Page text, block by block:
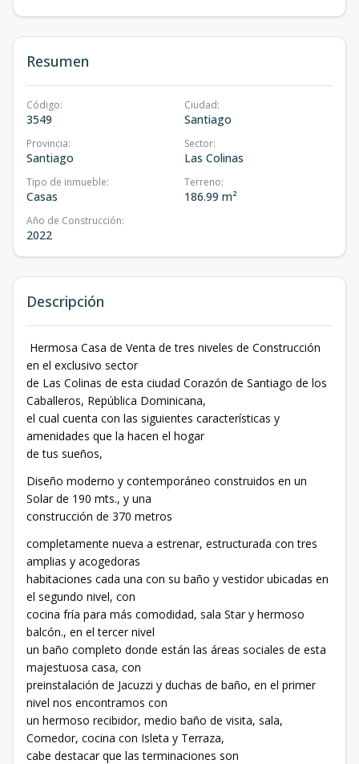
Resumen
Código:
3549
Ciudad:
Santiago
Provincia:
Santiago
Sector:
Las Colinas
Tipo de inmueble:
Casas
Terreno:
186.99 m²
Año de Construcción:
2022
Descripción
Hermosa Casa de Venta de tres niveles de Construcción
en el exclusivo sector
de Las Colinas de esta ciudad Corazón de Santiago de los
Caballeros, República Dominicana,
el cual cuenta con las siguientes características y
amenidades que la hacen el hogar
de tus sueños,
Diseño moderno y contemporáneo construidos en un
Solar de 190 mts., y una
construcción de 370 metros
completamente nueva a estrenar, estructurada con tres
amplias y acogedoras
habitaciones cada una con su baño y vestidor ubicadas en
el segundo nivel, con
cocina fría para más comodidad, sala Star y hermoso
balcón., en el tercer nivel
un baño completo donde están las áreas sociales de esta
majestuosa casa, con
preinstalación de Jacuzzi y duchas de baño, en el primer
nivel nos encontramos con
un hermoso recibidor, medio baño de visita, sala,
Comedor, cocina con Isleta y Terraza,
cabe destacar que las terminaciones son